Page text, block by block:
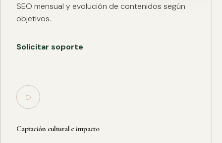
SEO mensual y evolución de contenidos según
objetivos.
Solicitar soporte
◌
Captación cultural e impacto